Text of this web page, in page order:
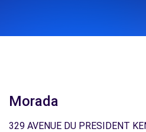
Morada
329 AVENUE DU PRESIDENT